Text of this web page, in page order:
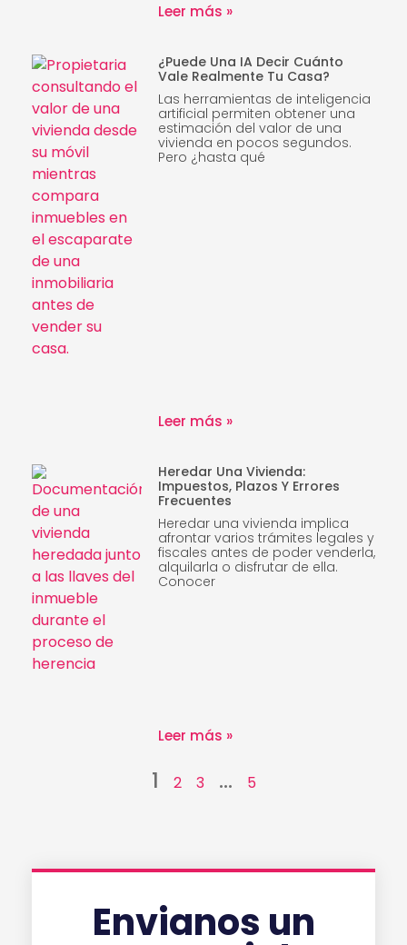
Leer más »
¿Puede Una IA Decir Cuánto
Vale Realmente Tu Casa?
Las herramientas de inteligencia
artificial permiten obtener una
estimación del valor de una
vivienda en pocos segundos.
Pero ¿hasta qué
Leer más »
Heredar Una Vivienda:
Impuestos, Plazos Y Errores
Frecuentes
Heredar una vivienda implica
afrontar varios trámites legales y
fiscales antes de poder venderla,
alquilarla o disfrutar de ella.
Conocer
Leer más »
1 2 3 … 5
Envianos un